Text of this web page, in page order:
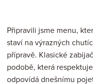
Připravili jsme menu,
staví na výrazných
přípravě. Klasické
podobě, která
odpovídá dnešnímu